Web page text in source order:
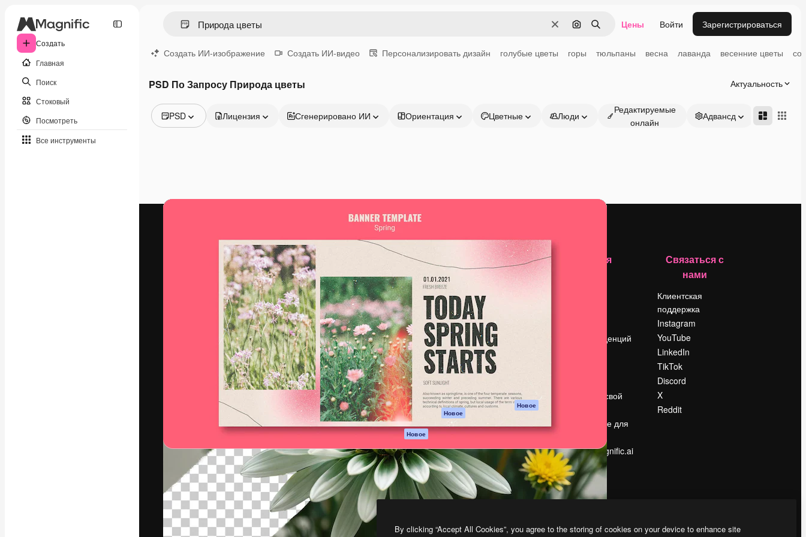
Создать
Главная
Поиск
Стоковый
Посмотреть
Все инструменты
ОчиститьПоиск по изображению
Поиск Цены Войти Зарегистрироваться
Создать ИИ-изображение Создать ИИ-видео Персонализировать дизайн голубые цветы горы тюльпаны весна лаванда весенние цветы
PSD По Запросу Природа цветы Актуальность
PSD
Видео
Лицензия Сгенерировано ИИ Ориентация Цветные Люди
Редактируемые
онлайн
Адвансд
Креативная платформа для создания
ваших лучших работ. Более 1 миллиона
подписчиков среди креаторов,
предприятий, агентств и студий.
Pусский
Продукция
Spaces
ИИ-помощник
Генератор
изображений ИИ
Генератор видео
ИИ
Генератор голоса
на основе ИИ
Стоковый контент
MCP для
Claude/ChatGPT
Новое
Агенты Новое
API
Мобильное
приложение
Все инструменты
Magnific
Начать
Документация по
Пакету ИИ
Служба
поддержки
Условия и
положения
Политика
конфиденциальности
Оригиналы Новое
cookie
Центр доверия
Партнеры
Предприятие
Компания
Поиск тенденций
Продайте свой
Помещение для
Ищете magnific.ai
Связаться с
нами
Клиентская
поддержка
Instagram
YouTube
LinkedIn
TikTok
Discord
X
Reddit
By clicking “Accept All Cookies”, you agree to the storing of cookies on your device to enhance site